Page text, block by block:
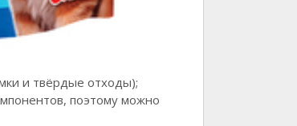
и твёрдые отходы);
поэтому можно